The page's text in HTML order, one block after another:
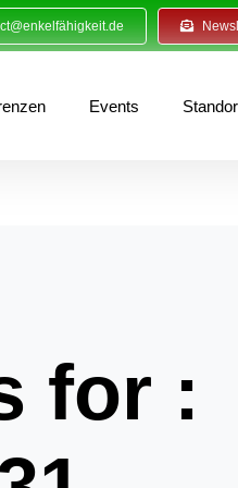
Events
for :